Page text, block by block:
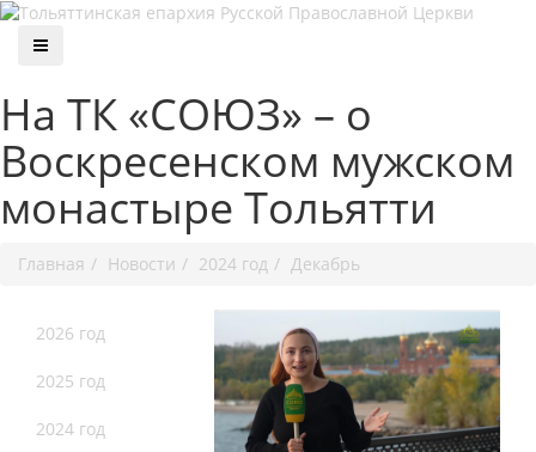
На ТК «СОЮЗ» – о
Воскресенском мужском
монастыре Тольятти
Главная Новости 2024 год Декабрь
2026 год
2025 год
2024 год